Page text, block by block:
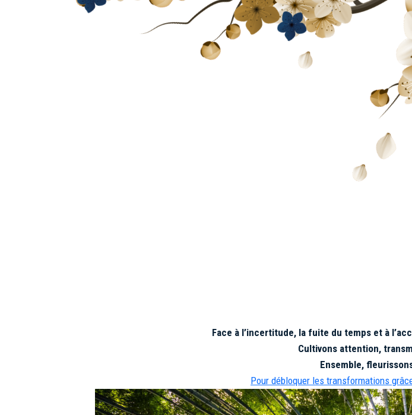
Face à l’incertitude, la fuite du temps et à
Cultivons attention,
Ensemble,
Pour débloquer les transformations